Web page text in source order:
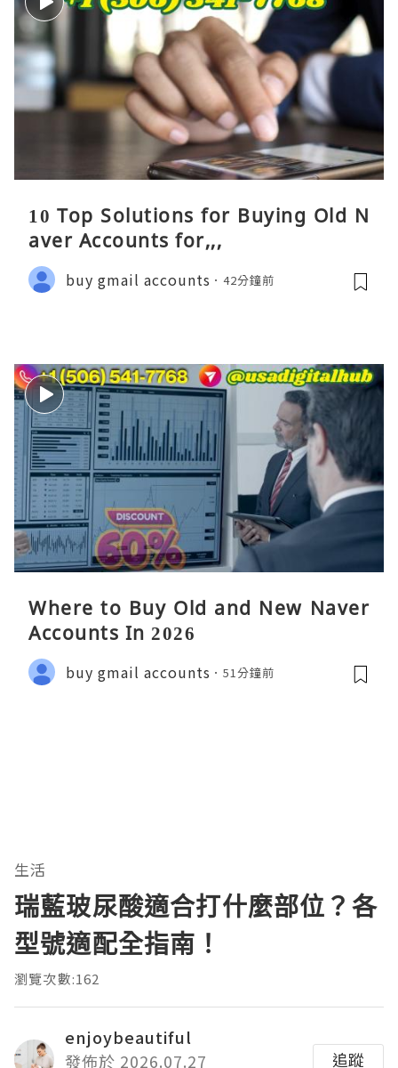
10 Top Solutions for Buying Old N
aver Accounts for,,,
buy gmail accounts 42分鐘前
Where to Buy Old and New Naver
Accounts In 2026
buy gmail accounts 51分鐘前
生活
瑞藍玻尿酸適合打什麼部位？各
型號適配全指南！
瀏覽次數:162
enjoybeautiful
發佈於 2026.07.27
追蹤